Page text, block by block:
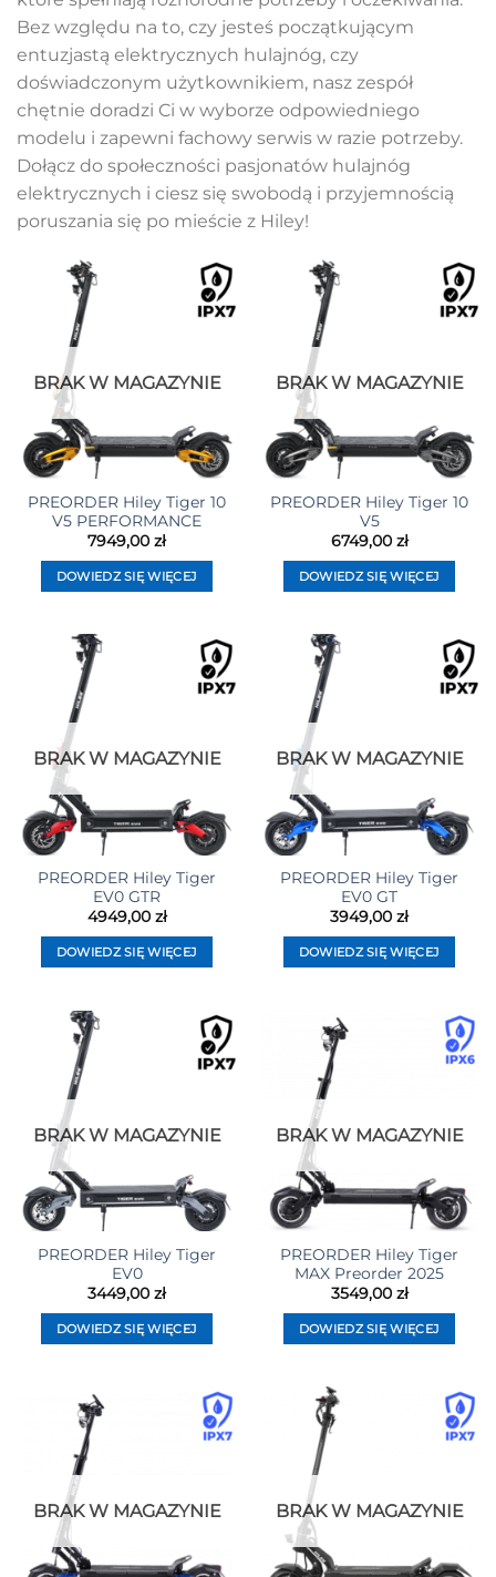
Bez względu na to, czy jesteś początkującym
entuzjastą elektrycznych hulajnóg, czy
doświadczonym użytkownikiem, nasz zespół
chętnie doradzi Ci w wyborze odpowiedniego
modelu i zapewni fachowy serwis w razie potrzeby.
Dołącz do społeczności pasjonatów hulajnóg
elektrycznych i ciesz się swobodą i przyjemnością
poruszania się po mieście z Hiley!
BRAK W MAGAZYNIE
PREORDER Hiley Tiger 10
V5 PERFORMANCE
7949,00 zł
DOWIEDZ SIĘ WIĘCEJ
BRAK W MAGAZYNIE
PREORDER Hiley Tiger 10
V5
6749,00 zł
DOWIEDZ SIĘ WIĘCEJ
BRAK W MAGAZYNIE
PREORDER Hiley Tiger
EV0 GTR
4949,00 zł
DOWIEDZ SIĘ WIĘCEJ
BRAK W MAGAZYNIE
PREORDER Hiley Tiger
EV0 GT
3949,00 zł
DOWIEDZ SIĘ WIĘCEJ
BRAK W MAGAZYNIE
PREORDER Hiley Tiger
EV0
3449,00 zł
DOWIEDZ SIĘ WIĘCEJ
BRAK W MAGAZYNIE
PREORDER Hiley Tiger
MAX Preorder 2025
3549,00 zł
DOWIEDZ SIĘ WIĘCEJ
BRAK W MAGAZYNIE BRAK W MAGAZYNIE